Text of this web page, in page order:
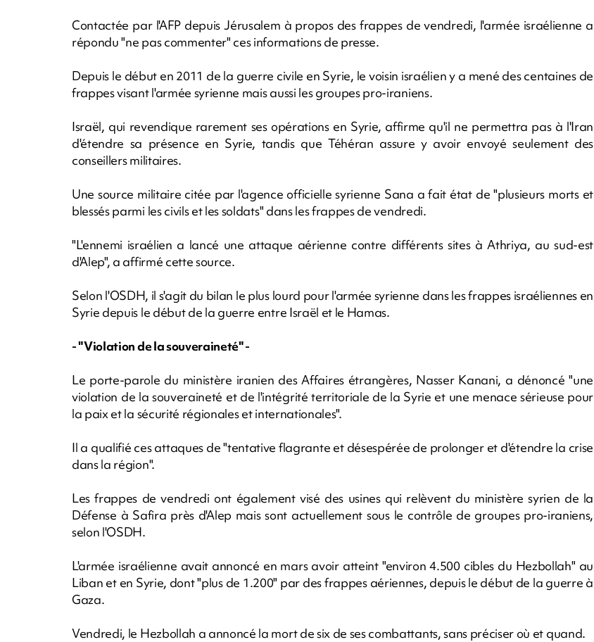
Contactée par l'AFP depuis Jérusalem à propos des frappes de vendredi, l'armée israélienne a
répondu "ne pas commenter" ces informations de presse.
Depuis le début en 2011 de la guerre civile en Syrie, le voisin israélien y a mené des centaines de
frappes visant l'armée syrienne mais aussi les groupes pro-iraniens.
Israël, qui revendique rarement ses opérations en Syrie, affirme qu'il ne permettra pas à l'Iran
d'étendre sa présence en Syrie, tandis que Téhéran assure y avoir envoyé seulement des
conseillers militaires.
Une source militaire citée par l'agence officielle syrienne Sana a fait état de "plusieurs morts et
blessés parmi les civils et les soldats" dans les frappes de vendredi.
"L'ennemi israélien a lancé une attaque aérienne contre différents sites à Athriya, au sud-est
d'Alep", a affirmé cette source.
Selon l'OSDH, il s'agit du bilan le plus lourd pour l'armée syrienne dans les frappes israéliennes en
Syrie depuis le début de la guerre entre Israël et le Hamas.
- "Violation de la souveraineté" -
Le porte-parole du ministère iranien des Affaires étrangères, Nasser Kanani, a dénoncé "une
violation de la souveraineté et de l'intégrité territoriale de la Syrie et une menace sérieuse pour
la paix et la sécurité régionales et internationales".
Il a qualifié ces attaques de "tentative flagrante et désespérée de prolonger et d'étendre la crise
dans la région".
Les frappes de vendredi ont également visé des usines qui relèvent du ministère syrien de la
Défense à Safira près d'Alep mais sont actuellement sous le contrôle de groupes pro-iraniens,
selon l'OSDH.
L'armée israélienne avait annoncé en mars avoir atteint "environ 4.500 cibles du Hezbollah" au
Liban et en Syrie, dont "plus de 1.200" par des frappes aériennes, depuis le début de la guerre à
Gaza.
Vendredi, le Hezbollah a annoncé la mort de six de ses combattants, sans préciser où et quand.